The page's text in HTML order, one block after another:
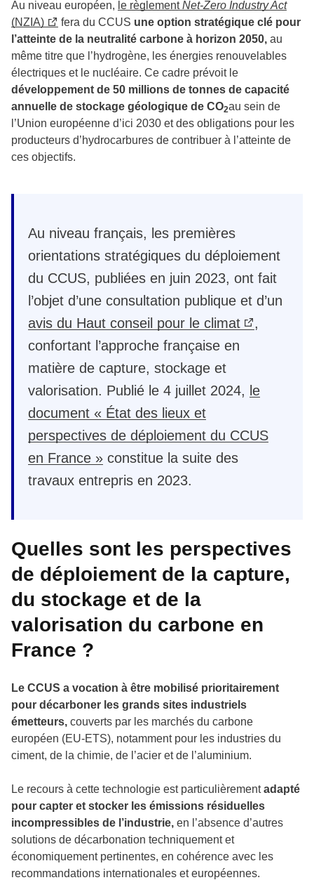
Au niveau européen, le règlementNet-Zero Industry Act
(NZIA)
fera du CCUS une option stratégique clé pour
l’atteinte de la neutralité carbone à horizon 2050, au
même titre que l’hydrogène, les énergies renouvelables
électriques et le nucléaire. Ce cadre prévoit le
développement de 50 millions de tonnes de capacité
annuelle de stockage géologique de CO2au sein de
l’Union européenne d’ici 2030 et des obligations pour les
producteurs d’hydrocarbures de contribuer à l’atteinte de
ces objectifs.
Au niveau français, les premières
orientations stratégiques du déploiement
du CCUS, publiées en juin 2023, ont fait
l’objet d’une consultation publique et d’un
avis du Haut conseil pour le climat
,
confortant l’approche française en
matière de capture, stockage et
valorisation. Publié le 4 juillet 2024, le
document « État des lieux et
perspectives de déploiement du CCUS
en France » constitue la suite des
travaux entrepris en 2023.
Quelles sont les perspectives
de déploiement de la capture,
du stockage et de la
valorisation du carbone en
France ?
Le CCUS a vocation à être mobilisé prioritairement
pour décarboner les grands sites industriels
émetteurs, couverts par les marchés du carbone
européen (EU-ETS), notamment pour les industries du
ciment, de la chimie, de l’acier et de l’aluminium.
Le recours à cette technologie est particulièrementadapté
pour capter et stocker les émissions résiduelles
incompressibles de l’industrie, en l’absence d’autres
solutions de décarbonation techniquement et
économiquement pertinentes, en cohérence avec les
recommandations internationales et européennes.